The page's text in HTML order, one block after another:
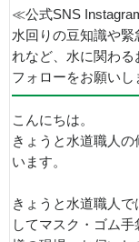
≪公式SNS
水回りの豆知識や
れなど、水に関わ
フォローをお願いし
こんにちは。
きょうと水道職人
います。
きょうと水道職人
してマスク・ゴム